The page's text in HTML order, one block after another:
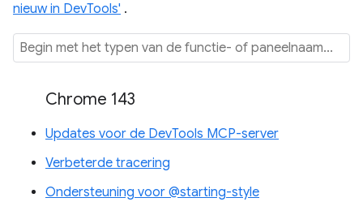
nieuw in DevTools' .
Chrome 143
Updates voor de DevTools MCP-server
Verbeterde tracering
Ondersteuning voor @starting-style